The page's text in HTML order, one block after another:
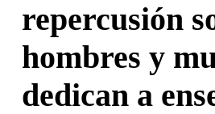
repercusión
hombres y
dedican a